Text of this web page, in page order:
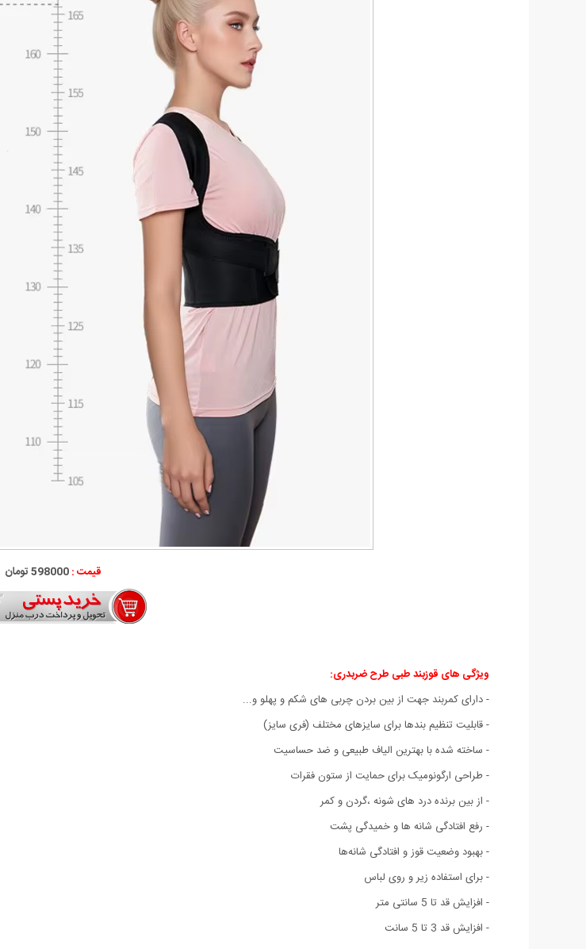
قیمت :598000 تومان
ویژگی های قوزبند طبی طرح ضربدری:
- دارای کمربند جهت از بین بردن چربی های شکم و پهلو و...
- قابلیت تنظیم بندها برای سایزهای مختلف (فری سایز)
- ساخته شده با بهترین الیاف طبیعی و ضد حساسیت
- طراحی ارگونومیک برای حمایت از ستون فقرات
- از بین برنده درد های شونه ،گردن و کمر
- رفع افتادگی شانه ها و خمیدگی پشت
- بهبود وضعیت قوز و افتادگی شانه‌ها
- برای استفاده زیر و روی لباس
- افزایش قد تا 5 سانتی متر
- افزایش قد 3 تا 5 سانت